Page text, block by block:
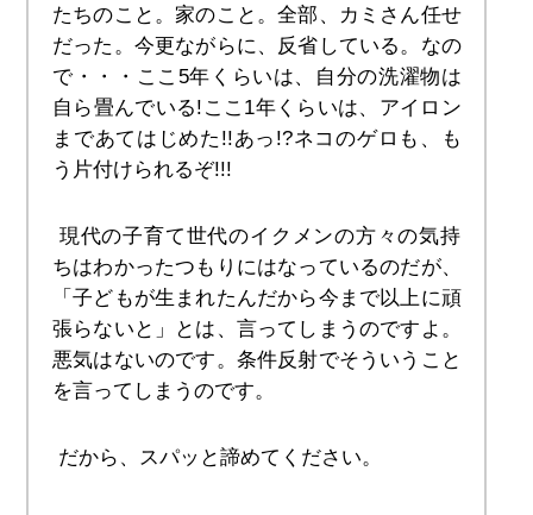
たちのこと。家のこと。全部、カミさん任せ
だった。今更ながらに、反省している。なの
で・・・ここ5年くらいは、自分の洗濯物は
自ら畳んでいる!ここ1年くらいは、アイロン
まであてはじめた!!あっ!?ネコのゲロも、も
う片付けられるぞ!!!
ちはわかったつもりにはなっているのだが、
「子どもが生まれたんだから今まで以上に頑
張らないと」とは、言ってしまうのですよ。
悪気はないのです。条件反射でそういうこと
を言ってしまうのです。
だから、スパッと諦めてください。